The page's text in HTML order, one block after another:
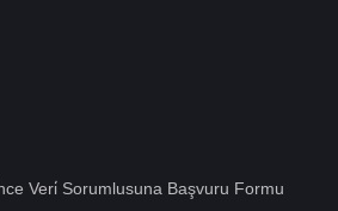
Veri̇ Sorumlusuna Başvuru Formu
Çerezleri nasıl